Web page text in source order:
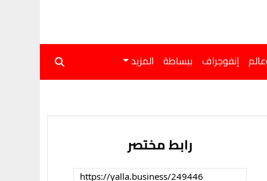
إنفوجراف ببساطة المزيد
رابط مختصر